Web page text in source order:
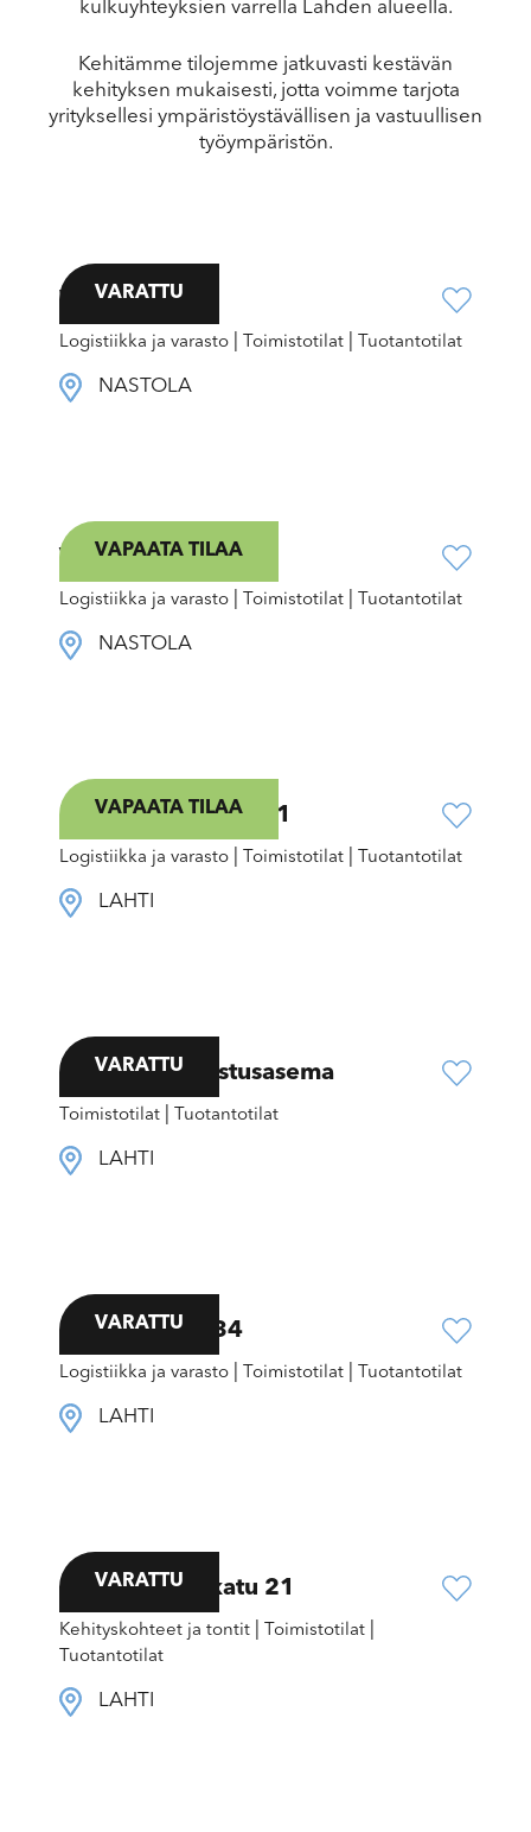
kulkuyhteyksien varrella Lahden alueella.
Kehitämme tilojemme jatkuvasti kestävän
kehityksen mukaisesti, jotta voimme tarjota
yrityksellesi ympäristöystävällisen ja vastuullisen
työympäristön.
VARATTU
Wipaktie 1
Logistiikka ja varasto Toimistotilat Tuotantotilat
NASTOLA
VAPAATA TILAA
Varikontie 9
Logistiikka ja varasto Toimistotilat Tuotantotilat
NASTOLA
VAPAATA TILAA
Kallio-Pietilänkatu 1
Logistiikka ja varasto Toimistotilat Tuotantotilat
LAHTI
VARATTU
Paavolan pelastusasema
Toimistotilat Tuotantotilat
LAHTI
VARATTU
Kiveriönkatu 34
Logistiikka ja varasto Toimistotilat Tuotantotilat
LAHTI
VARATTU
Svinhufvudinkatu 21
Kehityskohteet ja tontit Toimistotilat
Tuotantotilat
LAHTI